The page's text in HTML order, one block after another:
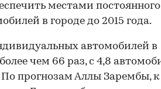
местами
в городе до 2015 года.
автомобилей в
чем 66 раз, с 4,8
По прогнозам Аллы Зарембы, к